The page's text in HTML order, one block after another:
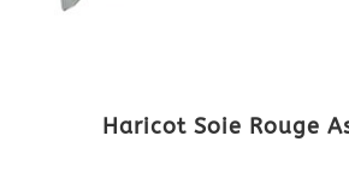
Haricot Soie Rouge